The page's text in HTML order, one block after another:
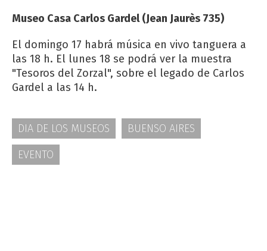
Museo Casa Carlos Gardel (Jean Jaurès 735)
El domingo 17 habrá música en vivo tanguera a
las 18 h. El lunes 18 se podrá ver la muestra
"Tesoros del Zorzal", sobre el legado de Carlos
Gardel a las 14 h.
DIA DE LOS MUSEOS
BUENSO AIRES
EVENTO